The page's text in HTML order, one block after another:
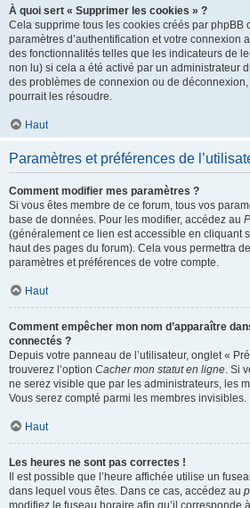
À quoi sert « Supprimer les cookies » ?
Cela supprime tous les cookies créés par phpBB
paramètres d’authentification et votre connexion
des fonctionnalités telles que les indicateurs de
non lu) si cela a été activé par un administrateur
des problèmes de connexion ou de
pourrait les résoudre.
Haut
Paramètres et préférences de
Comment modifier mes paramètres ?
Si vous êtes membre de ce forum, tous vos
base de données. Pour les modifier, accédez au
(généralement ce lien est accessible en cliquant
haut des pages du forum). Cela vous permettra
paramètres et préférences de votre compte.
Haut
Comment empêcher mon nom d’apparaître
connectés ?
Depuis votre panneau de l’utilisateur, onglet «
trouverez l’option Cacher mon statut en ligne. Si
ne serez visible que par les administrateurs, les
Vous serez compté parmi les membres invisibles.
Haut
Les heures ne sont pas correctes !
Il est possible que l’heure affichée utilise un
dans lequel vous êtes. Dans ce cas, accédez au
modifiez le fuseau horaire afin qu’il corresponde